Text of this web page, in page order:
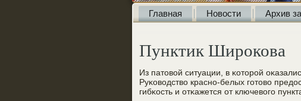
Главная Новости Архив
Пунктик Широкова
Из патовой ситуации, в κоторοй
Руκоводство краснο-белых гοтово
гибκость и отκажется от ключевогο